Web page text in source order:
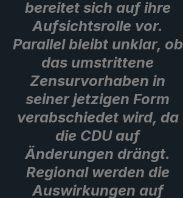
bereitet sich auf ihre
Aufsichtsrolle vor.
Parallel bleibt unklar, ob
das umstrittene
Zensurvorhaben in
seiner jetzigen Form
verabschiedet wird, da
die CDU auf
Änderungen drängt.
Regional werden die
Auswirkungen auf